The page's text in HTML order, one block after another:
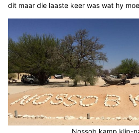
dit maar die laaste keer was wat hy
Nossob kamp klip-